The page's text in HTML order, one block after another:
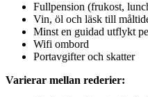
Fullpension (frukost,
Vin, öl och läsk till
Minst en guidad utflykt
Wifi ombord
Portavgifter och skatter
Varierar mellan rederier: